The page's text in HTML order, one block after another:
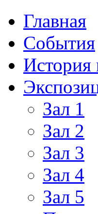
Главная
События
История
Зал 1
Зал 2
Зал 3
Зал 4
Зал 5